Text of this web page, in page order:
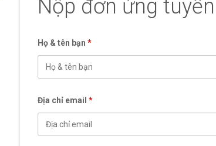
Nộp đơn ứng
Họ & tên bạn *
Địa chỉ email *